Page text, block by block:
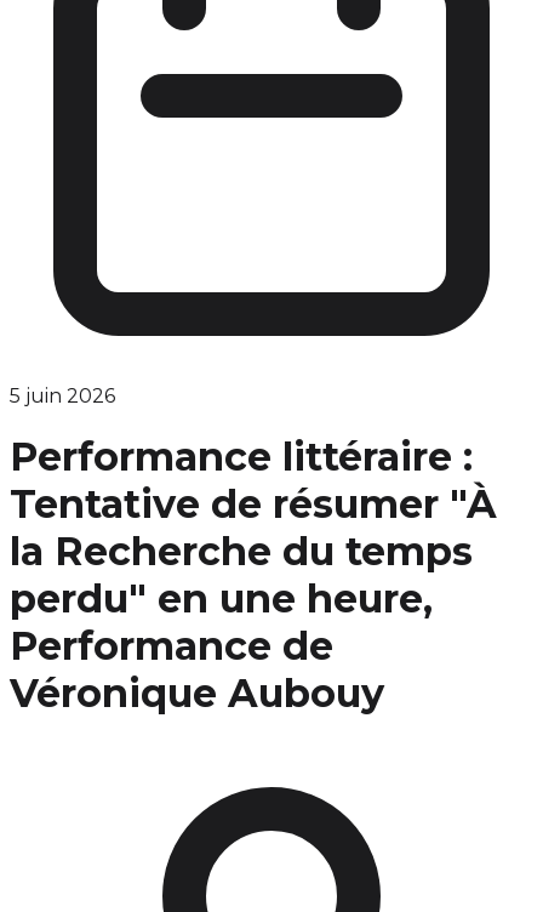
5 juin 2026
Performance littéraire :
Tentative de résumer "À
la Recherche du temps
perdu" en une heure,
Performance de
Véronique Aubouy